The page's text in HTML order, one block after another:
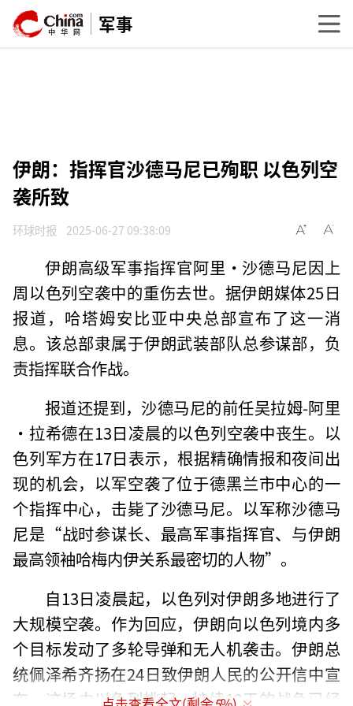
军事
伊朗：指挥官沙德马尼已殉职 以色列空
袭所致
环球时报 2025-06-27 09:38:09
伊朗高级军事指挥官阿里·沙德马尼因上
周以色列空袭中的重伤去世。据伊朗媒体25日
报道，哈塔姆安比亚中央总部宣布了这一消
息。该总部隶属于伊朗武装部队总参谋部，负
责指挥联合作战。
报道还提到，沙德马尼的前任吴拉姆-阿里
·拉希德在13日凌晨的以色列空袭中丧生。以
色列军方在17日表示，根据精确情报和夜间出
现的机会，以军空袭了位于德黑兰市中心的一
个指挥中心，击毙了沙德马尼。以军称沙德马
尼是“战时参谋长、最高军事指挥官、与伊朗
最高领袖哈梅内伊关系最密切的人物”。
自13日凌晨起，以色列对伊朗多地进行了
大规模空袭。作为回应，伊朗向以色列境内多
个目标发动了多轮导弹和无人机袭击。伊朗总
统佩泽希齐扬在24日致伊朗人民的公开信中宣
布，这场由以色列挑起、持续12天的战争已经